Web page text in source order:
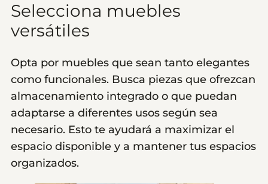
Selecciona muebles
versátiles
Opta por muebles que sean tanto elegantes
como funcionales. Busca piezas que ofrezcan
almacenamiento integrado o que puedan
adaptarse a diferentes usos según sea
necesario. Esto te ayudará a maximizar el
espacio disponible y a mantener tus espacios
organizados.